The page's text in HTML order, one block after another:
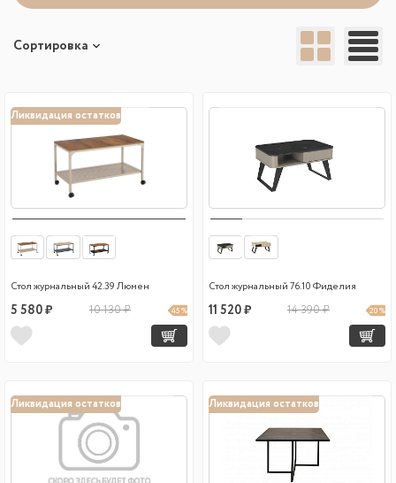
Сортировка
Ликвидация остатков
Стол журнальный 42.39 Люмен
5 580 ₽ 10 130 ₽ 45 %
Стол журнальный 76.10 Фиделия
11 520 ₽ 14 390 ₽ 20 %
Ликвидация остатков Ликвидация остатков